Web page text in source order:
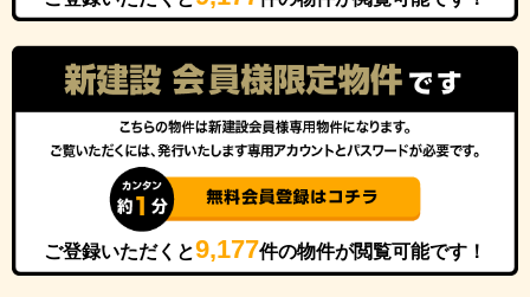
ご登録いただくと9,177件の物件が閲覧可能です！